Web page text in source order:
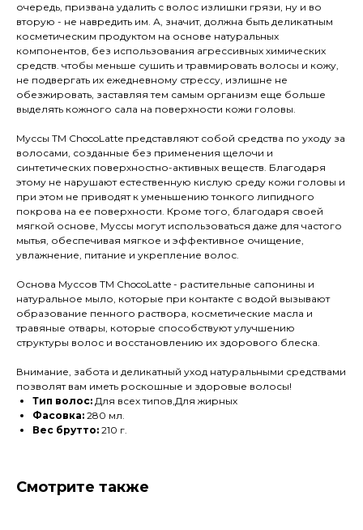
очередь, призвана удалить с волос излишки грязи, ну и во
вторую - не навредить им. А, значит, должна быть деликатным
косметическим продуктом на основе натуральных
компонентов, без использования агрессивных химических
средств. чтобы меньше сушить и травмировать волосы и кожу,
не подвергать их ежедневному стрессу, излишне не
обезжировать, заставляя тем самым организм еще больше
выделять кожного сала на поверхности кожи головы.
Муссы ТМ ChocoLatte представляют собой средства по уходу за
волосами, созданные без применения щелочи и
синтетических поверхностно-активных веществ. Благодаря
этому не нарушают естественную кислую среду кожи головы и
при этом не приводят к уменьшению тонкого липидного
покрова на ее поверхности. Кроме того, благодаря своей
мягкой основе, Муссы могут использоваться даже для частого
мытья, обеспечивая мягкое и эффективное очищение,
увлажнение, питание и укрепление волос.
Основа Муссов ТМ ChocoLatte - растительные сапонины и
натуральное мыло, которые при контакте с водой вызывают
образование пенного раствора, косметические масла и
травяные отвары, которые способствуют улучшению
структуры волос и восстановлению их здорового блеска.
Внимание, забота и деликатный уход натуральными средствами
позволят вам иметь роскошные и здоровые волосы!
Тип волос: Для всех типов,Для жирных
Фасовка: 280 мл.
Вес брутто: 210 г.
Смотрите также